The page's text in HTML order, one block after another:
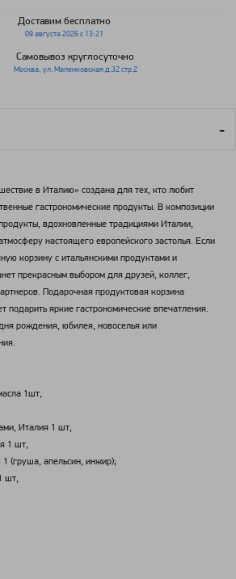
Доставим бесплатно
09 августа 2026 с 13:21
Самовывоз круглосуточно
Москва, ул. Маленковская д.32 стр.2
в Италию» создана для тех, кто любит
гастрономические продукты. В композиции
вдохновленные традициями Италии,
настоящего европейского застолья. Если
корзину с итальянскими продуктами и
прекрасным выбором для друзей, коллег,
Подарочная продуктовая корзина
подарить яркие гастрономические впечатления.
рождения, юбилея, новоселья или
1шт,
Италия 1 шт,
1 шт,
(груша, апельсин, инжир);
шт,